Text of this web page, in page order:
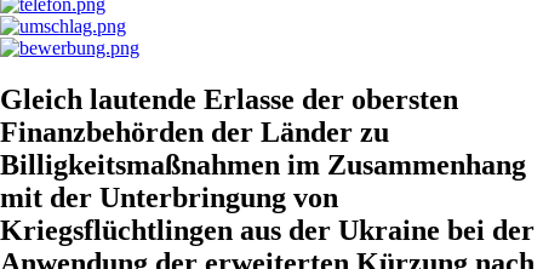
Gleich lautende Erlasse der obersten
Finanzbehörden der Länder zu
Billigkeitsmaßnahmen im Zusammenhang
mit der Unterbringung von
Kriegsflüchtlingen aus der Ukraine bei der